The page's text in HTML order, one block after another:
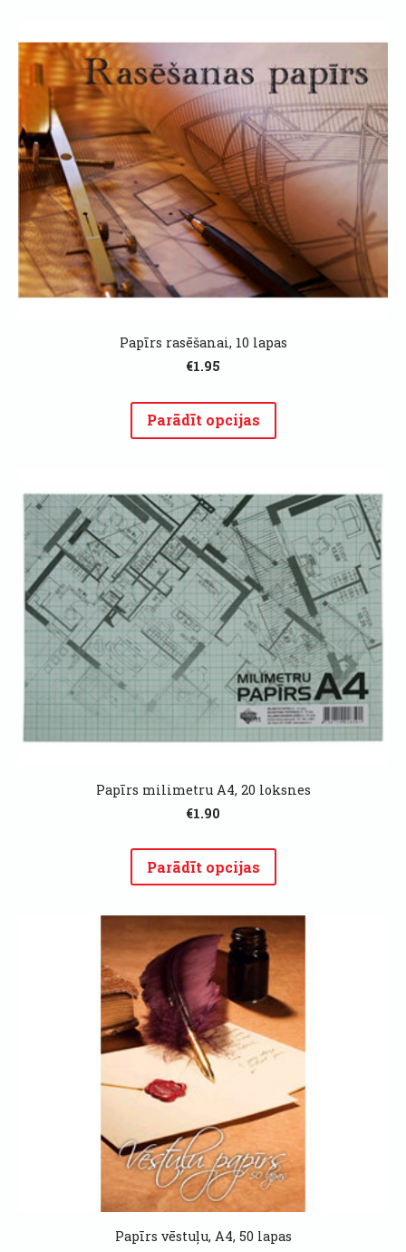
Papīrs rasēšanai, 10 lapas
€1.95
Parādīt opcijas
Papīrs milimetru A4, 20 loksnes
€1.90
Parādīt opcijas
Papīrs vēstuļu, A4, 50 lapas